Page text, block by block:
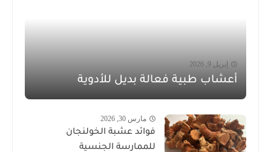
إبريل 9, 2026
أعشاب طبية فعالة بديل للأدوية
مارس 30, 2026
فوائد عشبة الخولنجان
للممارسة الجنسية